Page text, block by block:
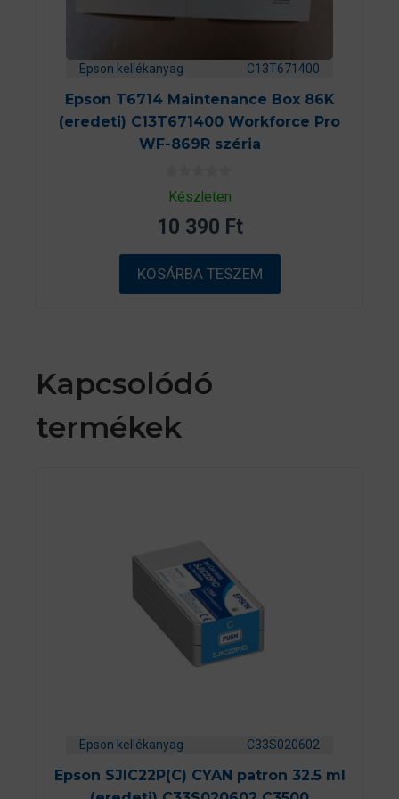
Epson kellékanyag C13T671400
Epson T6714 Maintenance Box 86K
(eredeti) C13T671400 Workforce Pro
WF-869R széria
0
a
b
ő
l
Készleten
10 390 Ft
KOSÁRBA TESZEM
Kapcsolódó
termékek
Epson kellékanyag C33S020602
Epson SJIC22P(C) CYAN patron 32.5 ml